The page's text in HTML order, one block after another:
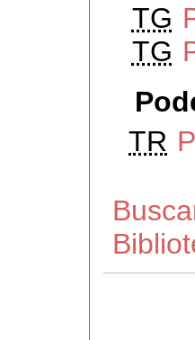
TG
TG
TR